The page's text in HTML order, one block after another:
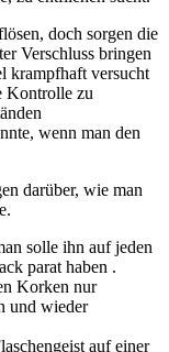
doch sorgen die
Verschluss bringen
krampfhaft versucht
Kontrolle zu
wenn man den
darüber, wie man
solle ihn auf jeden
parat haben .
Korken nur
und wieder
auf einer